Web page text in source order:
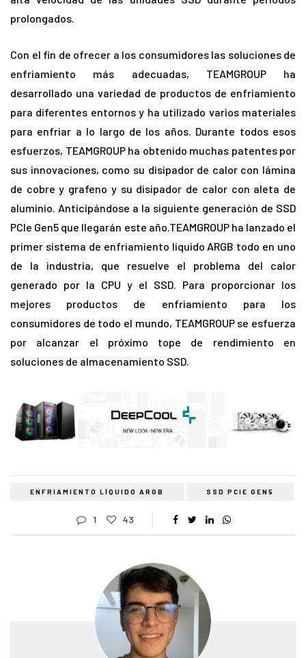
prolongados.
Con el fin de ofrecer a los consumidores las soluciones de
enfriamiento más adecuadas, TEAMGROUP ha
desarrollado una variedad de productos de enfriamiento
para diferentes entornos y ha utilizado varios materiales
para enfriar a lo largo de los años. Durante todos esos
esfuerzos, TEAMGROUP ha obtenido muchas patentes por
sus innovaciones, como su disipador de calor con lámina
de cobre y grafeno y su disipador de calor con aleta de
aluminio. Anticipándose a la siguiente generación de SSD
PCIe Gen5 que llegarán este año.TEAMGROUP ha lanzado el
primer sistema de enfriamiento líquido ARGB todo en uno
de la industria, que resuelve el problema del calor
generado por la CPU y el SSD. Para proporcionar los
mejores productos de enfriamiento para los
consumidores de todo el mundo, TEAMGROUP se esfuerza
por alcanzar el próximo tope de rendimiento en
soluciones de almacenamiento SSD.
ENFRIAMIENTO LÍQUIDO ARGB SSD PCIE GEN5
1 43